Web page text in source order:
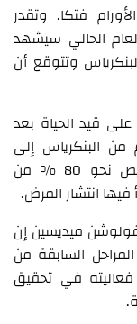
فتكا. وتقدر
الحالي سيشهد
البنكرياس وتتوقع أن
قيد الحياة بعد
البنكرياس إلى
أعضاء أخرى في الجسم 3%، ويتم تشخيص نحو 80 % من
انتشار المرض.
ميديسين إن
السابقة من
في تحقيق